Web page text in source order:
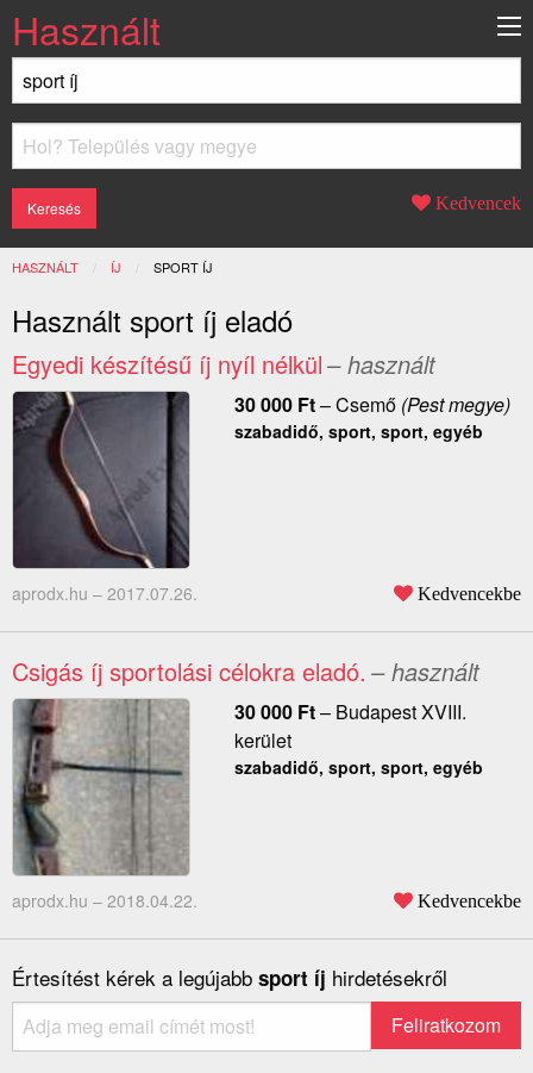
Használt
Kedvencek
HASZNÁLT ÍJ JELENLEGI:
SPORT ÍJ
Használt sport íj eladó
Egyedi készítésű íj nyíl nélkül– használt
30 000 Ft–Csemő(Pest megye)
szabadidő, sport, sport, egyéb
aprodx.hu – 2017.07.26. Kedvencekbe
Csigás íj sportolási célokra eladó. – használt
30 000 Ft– Budapest XVIII.
kerület
szabadidő, sport, sport, egyéb
aprodx.hu – 2018.04.22. Kedvencekbe
Értesítést kérek a legújabb sport íj hirdetésekről